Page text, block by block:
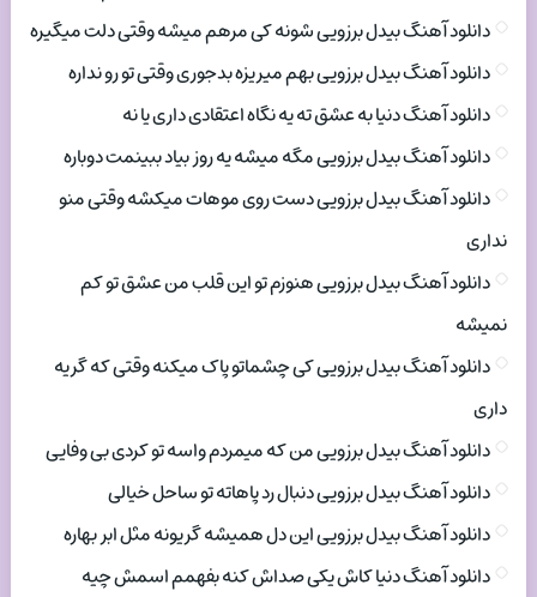
دانلود آهنگ بیدل برزویی شونه کی مرهم میشه وقتی دلت میگیره
دانلود آهنگ بیدل برزویی بهم میریزه بدجوری وقتی تو رو نداره
دانلود آهنگ دنیا به عشق ته یه نگاه اعتقادی داری یا نه
دانلود آهنگ بیدل برزویی مگه میشه یه روز بیاد ببینمت دوباره
دانلود آهنگ بیدل برزویی دست روی موهات میکشه وقتی منو
نداری
دانلود آهنگ بیدل برزویی هنوزم تو این قلب من عشق تو کم
نمیشه
دانلود آهنگ بیدل برزویی کی چشماتو پاک میکنه وقتی که گریه
داری
دانلود آهنگ بیدل برزویی من که میمردم واسه تو کردی بی وفایی
دانلود آهنگ بیدل برزویی دنبال رد پاهاته تو ساحل خیالی
دانلود آهنگ بیدل برزویی این دل همیشه گریونه مثل ابر بهاره
دانلود آهنگ دنیا کاش یکی صداش کنه بفهمم اسمش چیه